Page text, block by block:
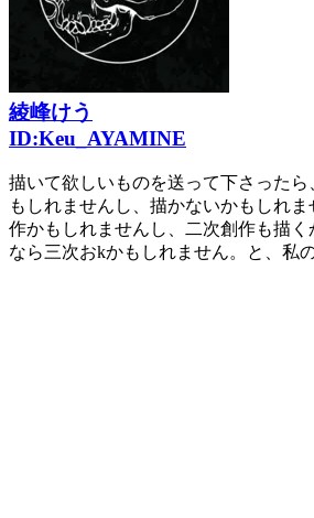
綾峰けう
ID:Keu_AYAMINE
描いて欲しいものを送って下さった
もしれませんし、描かないかもしれ
作かもしれませんし、二次創作も描
なら三次おkかもしれません。と、私